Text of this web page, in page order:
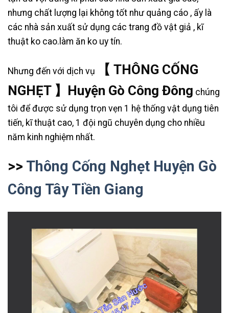
nhưng chất lượng lại không tốt như quảng cáo , ấy là
các nhà sản xuất sử dụng các trang đồ vật giả , kĩ
thuật ko cao.làm ăn ko uy tín.
Nhưng đến với dịch vụ
【 THÔNG CỐNG
NGHẸT 】Huyện Gò Công Đông chúng
tôi để được sử dụng trọn vẹn 1 hệ thống vật dụng tiên
tiến, kĩ thuật cao, 1 đội ngũ chuyên dụng cho nhiều
năm kinh nghiệm nhất.
>> Thông Cống Nghẹt Huyện Gò
Công Tây Tiền Giang